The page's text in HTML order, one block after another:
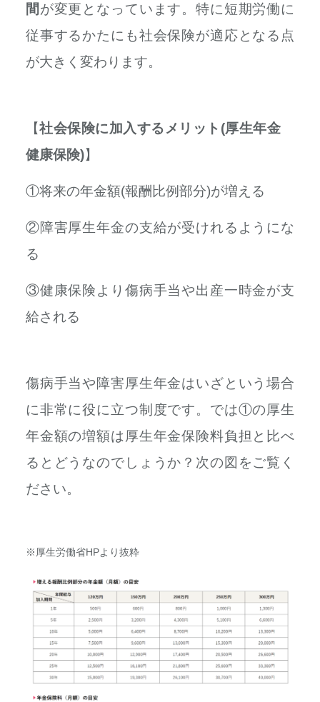
間が変更となっています。特に短期労働に
従事するかたにも社会保険が適応となる点
が大きく変わります。
【社会保険に加入するメリット(厚生年金
健康保険)】
①将来の年金額(報酬比例部分)が増える
②障害厚生年金の支給が受けれるようにな
る
③健康保険より傷病手当や出産一時金が支
給される
傷病手当や障害厚生年金はいざという場合
に非常に役に立つ制度です。では①の厚生
年金額の増額は厚生年金保険料負担と比べ
るとどうなのでしょうか？次の図をご覧く
ださい。
※厚生労働省HPより抜粋